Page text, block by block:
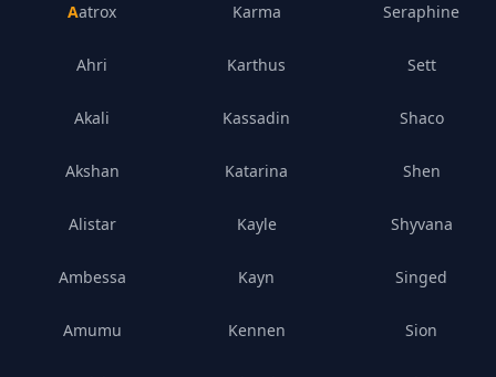
Aatrox
Ahri
Akali
Akshan
Alistar
Ambessa
Amumu
Karma
Karthus
Kassadin
Katarina
Kayle
Kayn
Kennen
Seraphine
Sett
Shaco
Shen
Shyvana
Singed
Sion